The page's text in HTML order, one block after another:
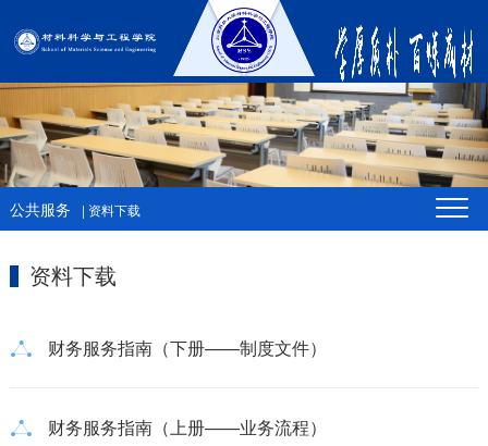
公共服务 | 资料下载
资料下载
财务服务指南（下册——制度文件）
财务服务指南（上册——业务流程）